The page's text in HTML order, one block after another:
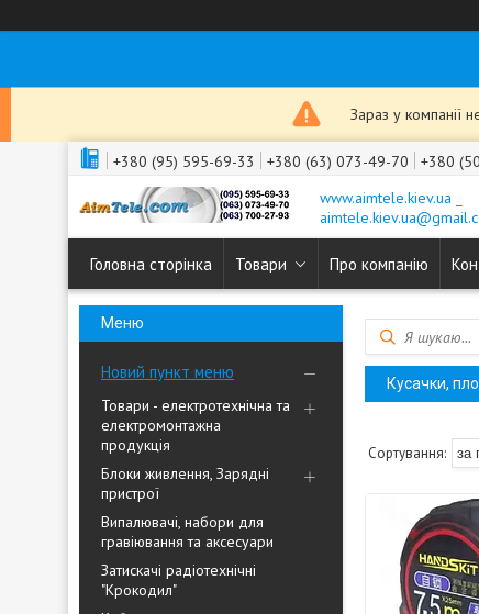
Зараз у компанії
+380 (95) 595-69-33 +380 (63) 073-49-70 +380
www.aimtele.kiev.ua _
Головна сторінка Товари Про компанію
Новий пункт меню
Товари - електротехнічна та
електромонтажна
продукція
Блоки живлення, Зарядні
пристрої
Випалювачі, набори для
гравіювання та аксесуари
Затискачі радіотехнічні
"Крокодил"
Кусачки,